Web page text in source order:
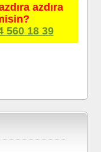
azdıra
560 18 39